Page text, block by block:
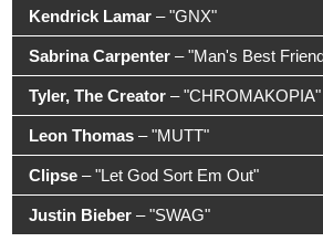
Kendrick Lamar – "GNX"
Sabrina Carpenter – "Man's Best
Tyler, The Creator – "CHROMAKOPIA"
Leon Thomas – "MUTT"
Clipse – "Let God Sort Em Out"
Justin Bieber – "SWAG"